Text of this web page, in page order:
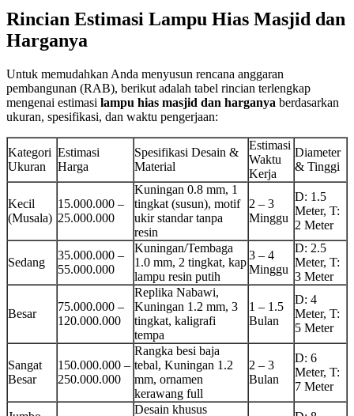
Rincian Estimasi Lampu Hias Masjid dan
Harganya
Untuk memudahkan Anda menyusun rencana anggaran
pembangunan (RAB), berikut adalah tabel rincian terlengkap
mengenai estimasi lampu hias masjid dan harganya berdasarkan
ukuran, spesifikasi, dan waktu pengerjaan:
Kategori
Ukuran
Estimasi
Harga
Spesifikasi Desain &
Material
Estimasi
Waktu
Kerja
Diameter
& Tinggi
Kecil
(Musala)
15.000.000 –
25.000.000
Kuningan 0.8 mm, 1
tingkat (susun), motif
ukir standar tanpa
resin
2 – 3
Minggu
D: 1.5
Meter, T:
2 Meter
Sedang
35.000.000 –
55.000.000
Kuningan/Tembaga
1.0 mm, 2 tingkat, kap
lampu resin putih
3 – 4
Minggu
D: 2.5
Meter, T:
3 Meter
Besar
75.000.000 –
120.000.000
Replika Nabawi,
Kuningan 1.2 mm, 3
tingkat, kaligrafi
tempa
1 – 1.5
Bulan
D: 4
Meter, T:
5 Meter
Sangat
Besar
150.000.000 –
250.000.000
Rangka besi baja
tebal, Kuningan 1.2
mm, ornamen
kerawang full
2 – 3
Bulan
D: 6
Meter, T:
7 Meter
Desain khusus